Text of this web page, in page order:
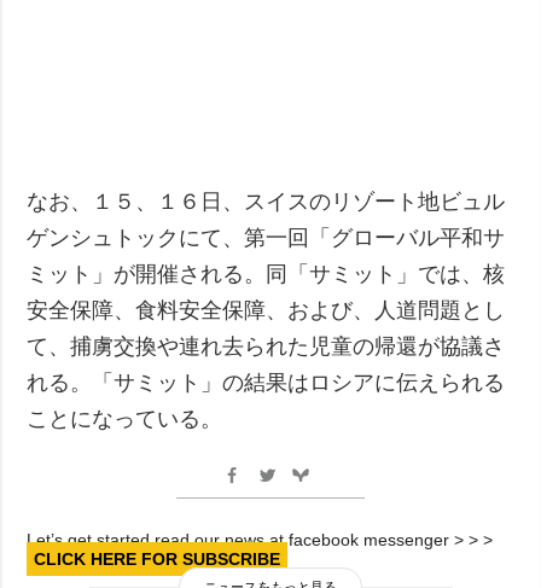
なお、１５、１６日、スイスのリゾート地ビュル
ゲンシュトックにて、第一回「グローバル平和サ
ミット」が開催される。同「サミット」では、核
安全保障、食料安全保障、および、人道問題とし
て、捕虜交換や連れ去られた児童の帰還が協議さ
れる。「サミット」の結果はロシアに伝えられる
ことになっている。
Let’s get started read our news at facebook messenger > > >
CLICK HERE FOR SUBSCRIBE